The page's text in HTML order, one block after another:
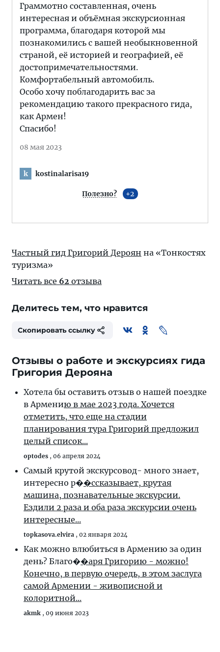
Граммотно составленная, очень
интересная и объёмная экскурсионная
программа, благодаря которой мы
познакомились с вашей необыкновенной
страной, её историей и географией, её
достопримечательностями.
Комфортабельный автомобиль.
Особо хочу поблагодарить вас за
рекомендацию такого прекрасного гида,
как Армен!
Спасибо!
08 мая 2023
k kostinalarisa19
Полезно? 2
Частный гид Григорий Дероян на «Тонкостях
туризма»
Читать все 62 отзыва
Делитесь тем, что нравится
Скопировать ссылку
Отзывы о работе и экскурсиях гида
Григория Дерояна
Хотела бы оставить отзыв о нашей поездке
в Армению в мае 2023 года. Хочется
отметить, что еще на стадии
планирования тура Григорий предложил
целый список...
optodes , 06 апреля 2024
Самый крутой экскурсовод- много знает,
интересно р��ссказывает, крутая
машина, познавательные экскурсии.
Ездили 2 раза и оба раза экскурсии очень
интересные...
topkasova.elvira , 02 января 2024
Как можно влюбиться в Армению за один
день? Благо��аря Григорию - можно!
Конечно, в первую очередь, в этом заслуга
самой Армении - живописной и
колоритной...
akmk , 09 июня 2023